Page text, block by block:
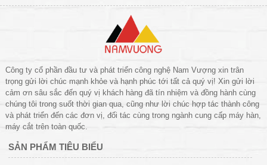
Công ty cổ phần đầu tư và phát triển công nghệ Nam Vượng xin trân
trọng gửi lời chúc mạnh khỏe và hạnh phúc tới tất cả quý vị! Xin gửi lời
cảm ơn sâu sắc đến quý vị khách hàng đã tín nhiệm và đồng hành cùng
chúng tôi trong suốt thời gian qua, cũng như lời chúc hợp tác thành công
và phát triển đến các đơn vị, đối tác cùng trong ngành cung cấp máy hàn,
máy cắt trên toàn quốc.
SẢN PHẨM TIÊU BIỂU